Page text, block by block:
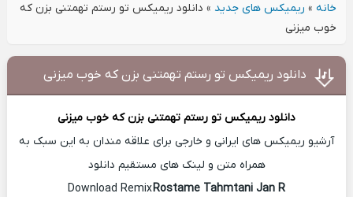
خانه» ریمیکس های جدید » دانلود ریمیکس تو رستم تهمتنی بزن که
خوب میزنی
دانلود ریمیکس تو رستم تهمتنی بزن که خوب میزنی
دانلود ریمیکس تو رستم تهمتنی بزن که خوب میزنی
آرشیو ریمیکس های ایرانی و خارجی برای علاقه مندان به این سبک به
همراه متن و لینک های مستقیم دانلود
Download Remix
Rostame Tahmtani Jan R